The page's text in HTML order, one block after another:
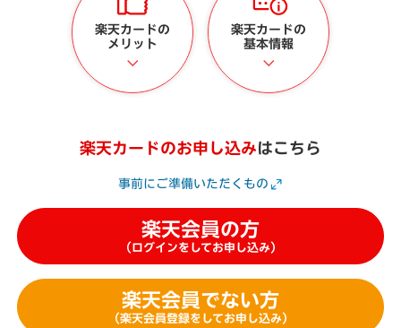
楽天カードの
メリット
楽天カードの
基本情報
楽天カードのお申し込みはこちら
事前にご準備いただくもの
楽天会員の方
（ログインをしてお申し込み）
楽天会員でない方
（楽天会員登録をしてお申し込み）